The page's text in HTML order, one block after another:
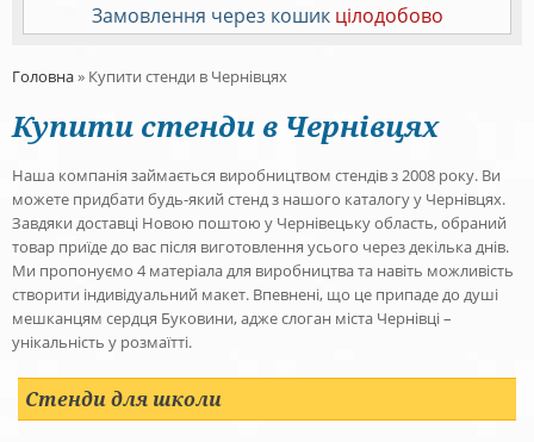
Замовлення через кошик цілодобово
Головна» Купити стенди в Чернівцях
Купити стенди в Чернівцях
Наша компанія займається виробництвом стендів з 2008 року. Ви
можете придбати будь-який стенд з нашого каталогу у Чернівцях.
Завдяки доставці Новою поштою у Чернівецьку область, обраний
товар приїде до вас після виготовлення усього через декілька днів.
Ми пропонуємо 4 матеріала для виробництва та навіть можливість
створити індивідуальний макет. Впевнені, що це припаде до душі
мешканцям сердця Буковини, адже слоган міста Чернівці –
унікальність у розмаїтті.
Стенди для школи